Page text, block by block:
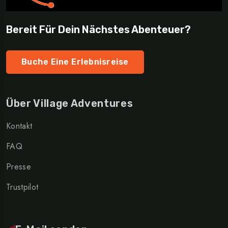
Bereit Für Dein Nächstes Abenteuer?
Buche Eine Erlebnisreise
Über Village Adventures
Kontakt
FAQ
Presse
Trustpilot